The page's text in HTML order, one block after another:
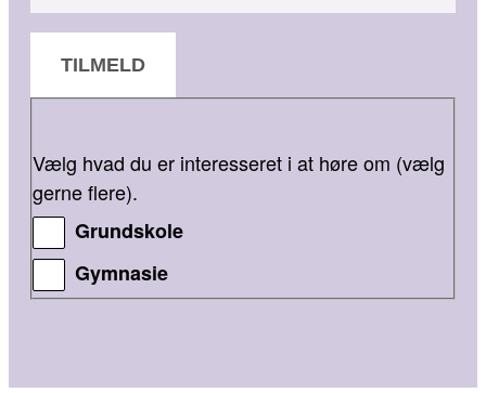
TILMELD
Vælg hvad du er interesseret i at høre om (vælg
gerne flere).
Grundskole
Gymnasie